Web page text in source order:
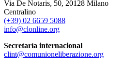
Via De Notaris, 50, 20128 Milano
Centralino
(+39) 02 6659 5088
info@clonline.org
Secretaría internacional
clint@comunioneliberazione.org